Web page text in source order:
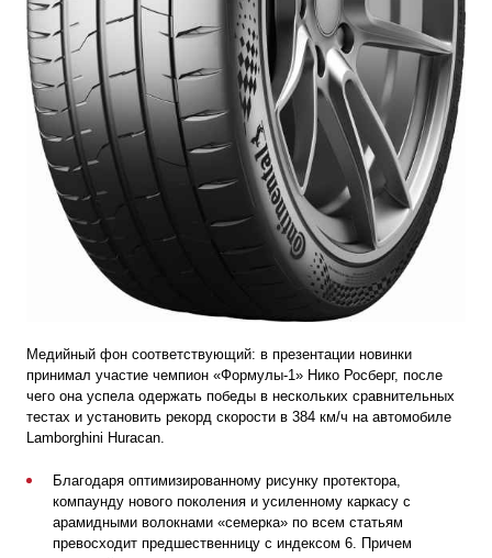
Медийный фон соответствующий: в презентации новинки
принимал участие чемпион «Формулы-1» Нико Росберг, после
чего она успела одержать победы в нескольких сравнительных
тестах и установить рекорд скорости в 384 км/ч на автомобиле
Lamborghini Huracan.
Благодаря оптимизированному рисунку протектора,
компаунду нового поколения и усиленному каркасу с
арамидными волокнами «семерка» по всем статьям
превосходит предшественницу с индексом 6. Причем